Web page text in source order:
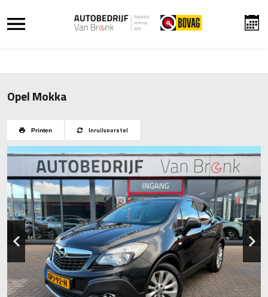
Opel Mokka
Printen Inruilvoorstel
Previous Next